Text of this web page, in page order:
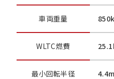
車両重量
WLTC燃費
最小回転半径 4.4m